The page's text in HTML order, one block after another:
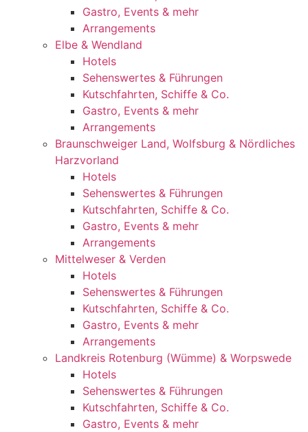
Gastro, Events & mehr
Arrangements
Elbe & Wendland
Hotels
Sehenswertes & Führungen
Kutschfahrten, Schiffe & Co.
Gastro, Events & mehr
Arrangements
Braunschweiger Land, Wolfsburg & Nördliches
Harzvorland
Hotels
Sehenswertes & Führungen
Kutschfahrten, Schiffe & Co.
Gastro, Events & mehr
Arrangements
Mittelweser & Verden
Hotels
Sehenswertes & Führungen
Kutschfahrten, Schiffe & Co.
Gastro, Events & mehr
Arrangements
Landkreis Rotenburg (Wümme) & Worpswede
Hotels
Sehenswertes & Führungen
Kutschfahrten, Schiffe & Co.
Gastro, Events & mehr